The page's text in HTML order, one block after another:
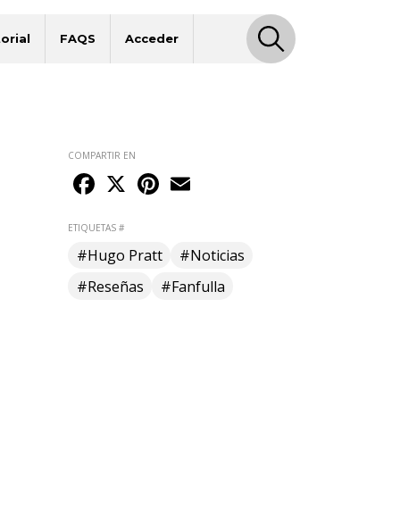
FAQS Acceder
COMPARTIR EN
Facebook
X Pinterest
ETIQUETAS #
#Hugo Pratt
#Noticias
#Reseñas
#Fanfulla